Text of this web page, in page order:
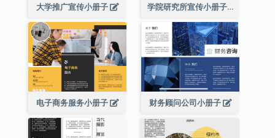
大学推广宣传小册子 学院研究所宣传小册子
电子商务服务小册子 财务顾问公司小册子